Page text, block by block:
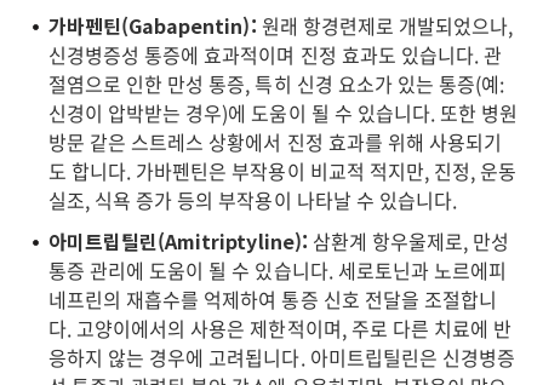
가바펜틴(Gabapentin): 원래 항경련제로 개발되었으나,
신경병증성 통증에 효과적이며 진정 효과도 있습니다. 관
절염으로 인한 만성 통증, 특히 신경 요소가 있는 통증(예:
신경이 압박받는 경우)에 도움이 될 수 있습니다. 또한 병원
방문 같은 스트레스 상황에서 진정 효과를 위해 사용되기
도 합니다. 가바펜틴은 부작용이 비교적 적지만, 진정, 운동
실조, 식욕 증가 등의 부작용이 나타날 수 있습니다.
아미트립틸린(Amitriptyline): 삼환계 항우울제로, 만성
통증 관리에 도움이 될 수 있습니다. 세로토닌과 노르에피
네프린의 재흡수를 억제하여 통증 신호 전달을 조절합니
다. 고양이에서의 사용은 제한적이며, 주로 다른 치료에 반
응하지 않는 경우에 고려됩니다. 아미트립틸린은 신경병증